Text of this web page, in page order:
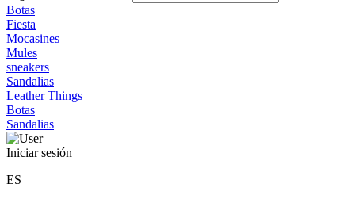
Botas
Fiesta
Mocasines
Mules
sneakers
Sandalias
Leather Things
Botas
Sandalias
Iniciar sesión
ES